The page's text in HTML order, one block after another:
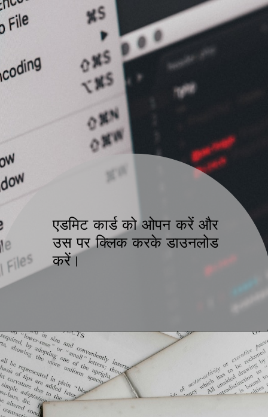
एडमिट कार्ड को ओपन करें और
उस पर क्लिक करके डाउनलोड
करें।